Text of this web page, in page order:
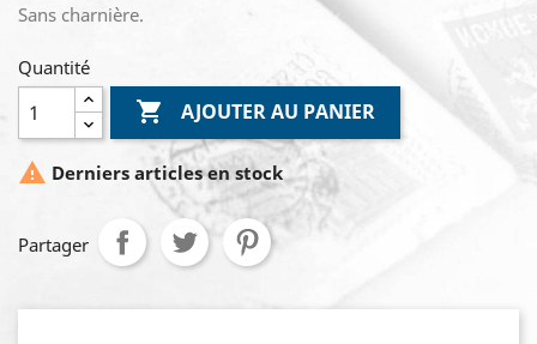
Sans charnière.
Quantité
 AJOUTER AU PANIER
 Derniers articles en stock
Partager